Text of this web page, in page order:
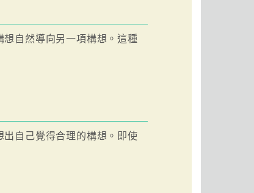
自然導向另一項構想。這種
自己覺得合理的構想。即使